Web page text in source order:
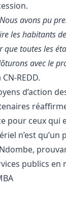
avons pu
les habitants
toutes les
avec le
REDD.
d’action
pour ceux qui
n’est
publics en